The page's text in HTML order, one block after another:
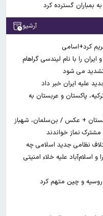
به بمباران گسترده کرد
آرشیو
را با نام لیندسی گراهام
تشدید می شود
علیه ایران خبر داد
پاکستان و عربستان به
+ عکس / بن‌سلمان، شهباز
نماز خواندند
نظامی جدید اسلامی چه
اسلام‌آباد علیه خلاء امنیتی
روسیه و چین متهم کرد